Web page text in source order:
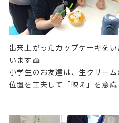
出来上がったカップケーキを
います🍰
小学生のお友達は、生クリー
位置を工夫して「映え」を意識